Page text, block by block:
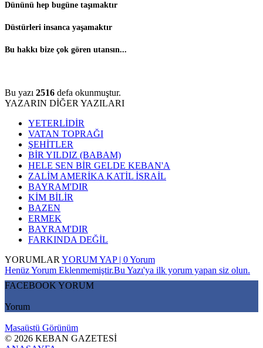
Dününü hep bugüne taşımaktır
Düstürleri insanca yaşamaktır
Bu hakkı bize çok gören utansın...
Bu yazı 2516 defa okunmuştur.
YAZARIN DİĞER YAZILARI
YETERLİDİR
VATAN TOPRAĞI
ŞEHİTLER
BİR YILDIZ (BABAM)
HELE SEN BİR GELDE KEBAN'A
ZALİM AMERİKA KATİL İSRAİL
BAYRAM'DIR
KİM BİLİR
BAZEN
ERMEK
BAYRAM'DIR
FARKINDA DEĞİL
YORUMLAR YORUM YAP | 0 Yorum
Henüz Yorum Eklenmemiştir.Bu Yazı'ya ilk yorum yapan siz olun.
FACEBOOK YORUM
Yorum
Masaüstü Görünüm
© 2026 KEBAN GAZETESİ